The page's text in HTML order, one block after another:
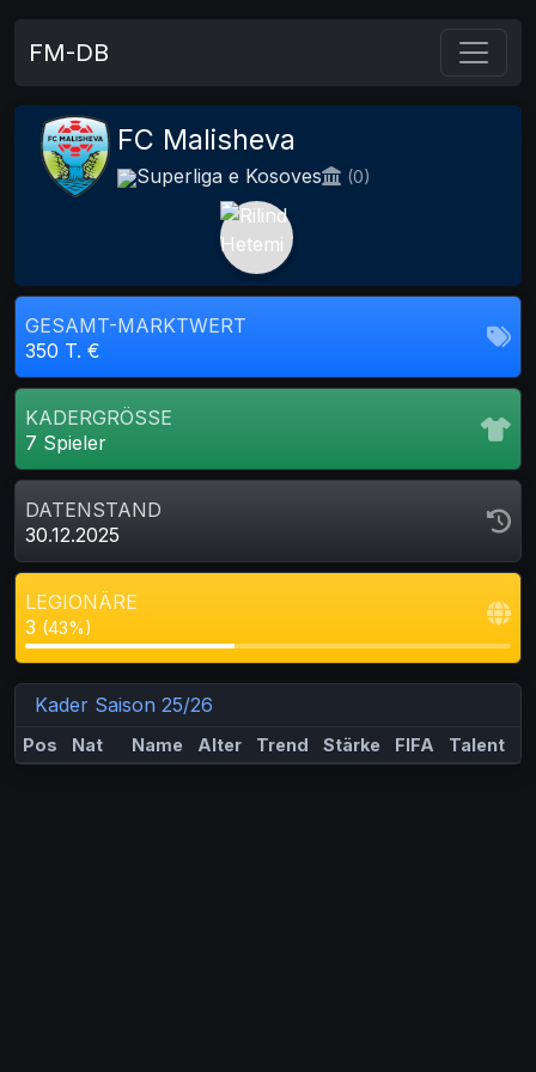
FM-DB
FC Malisheva
Superliga e Kosoves (0)
GESAMT-MARKTWERT
350 T. €
KADERGRÖSSE
7 Spieler
DATENSTAND
30.12.2025
LEGIONÄRE
3 (43%)
Kader Saison 25/26
Pos Nat Name Alter Trend Stärke FIFA Talent